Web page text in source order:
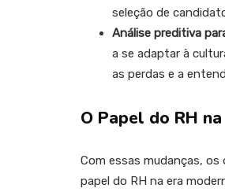
seleção de
Análise preditiva
a se adaptar à
as perdas e a
O Papel do RH
Com essas mudanças,
papel do RH na era